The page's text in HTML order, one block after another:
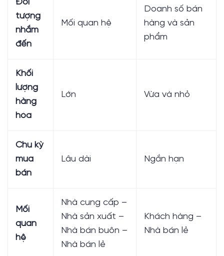
Đối
tượng
nhắm
đến
Mối quan hệ
Doanh số bán
hàng và sản
phẩm
Khối
lượng
hàng
hóa
Lớn Vừa và nhỏ
Chu kỳ
mua
bán
Lâu dài Ngắn hạn
Mối
quan
hệ
Nhà cung cấp –
Nhà sản xuất –
Nhà bán buôn –
Nhà bán lẻ
Khách hàng –
Nhà bán lẻ